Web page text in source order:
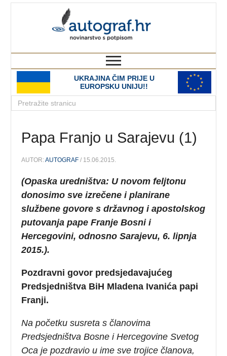
UKRAJINA ČIM PRIJE U
EUROPSKU UNIJU!!
Papa Franjo u Sarajevu (1)
AUTOR:AUTOGRAF / 15.06.2015.
(Opaska uredništva: U novom feljtonu
donosimo sve izrečene i planirane
službene govore s državnog i apostolskog
putovanja pape Franje Bosni i
Hercegovini, odnosno Sarajevu, 6. lipnja
2015.).
Pozdravni govor predsjedavajućeg
Predsjedništva BiH Mladena Ivanića papi
Franji.
Na početku susreta s članovima
Predsjedništva Bosne i Hercegovine Svetog
Oca je pozdravio u ime sve trojice članova,